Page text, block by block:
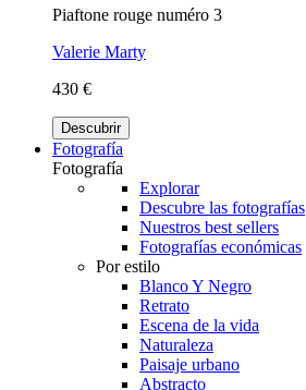
Piaftone rouge numéro 3
Valerie Marty
430 €
Descubrir
Fotografía
Fotografía
Explorar
Descubre las fotografías
Nuestros best sellers
Fotografías económicas
Por estilo
Blanco Y Negro
Retrato
Escena de la vida
Naturaleza
Paisaje urbano
Abstracto